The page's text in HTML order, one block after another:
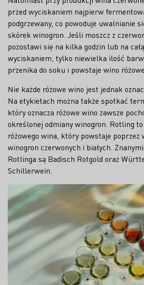
przed wyciskaniem najpierw
podgrzewany, co powoduje uwalnianie
skórek winogron. Jeśli moszcz z
pozostawi się na kilka godzin lub na
wyciskaniem, tylko niewielka ilość
przenika do soku i powstaje wino różowe.
Nie każde różowe wino jest jednak
Na etykietach można także spotkać
który oznacza różowe wino zawsze
określonej odmiany winogron. Rotling to
różowego wina, który powstaje poprzez
winogron czerwonych i białych.
Rotlinga są Badisch Rotgold oraz
Schillerwein.
Czy istnieją specjalne
winogron do
różowych?
Nie, w zasadzie
czerwonych winogron
produkcji wina
Teaser